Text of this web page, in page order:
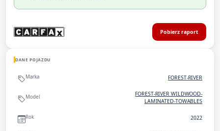
Pobierz raport
DANE POJAZDU
Marka FOREST-RIVER
Model
FOREST-RIVER WILDWOOD-
LAMINATED-TOWABLES
Rok 2022